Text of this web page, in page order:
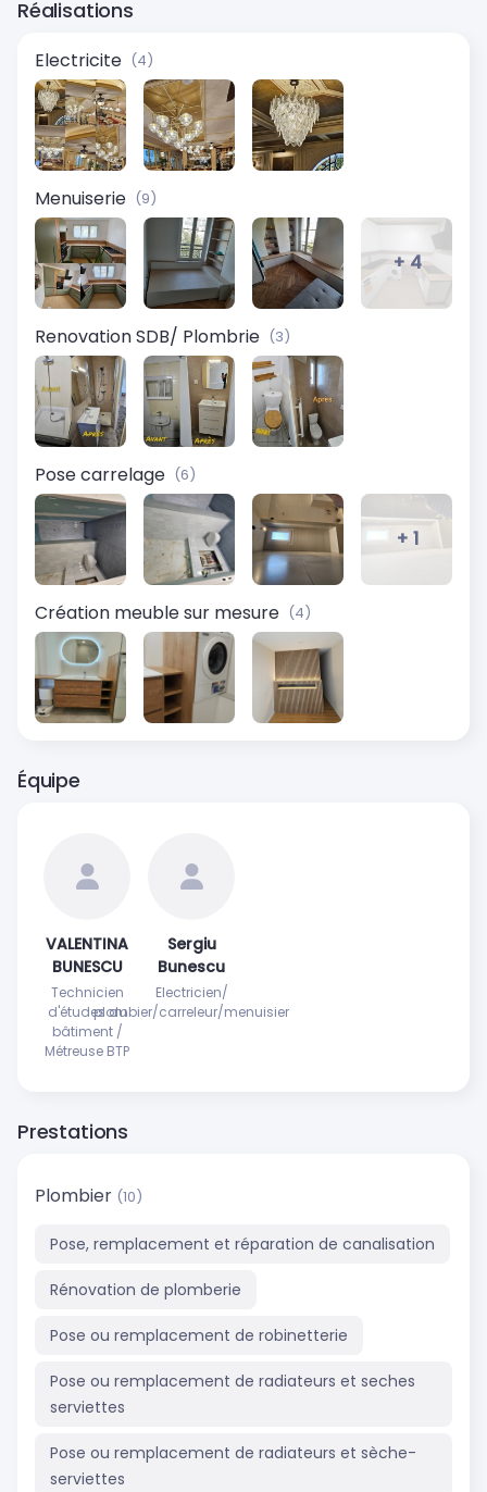
Réalisations
Electricite (4)
Menuiserie (9)
+ 4
Renovation SDB/ Plombrie (3)
Pose carrelage (6)
+ 1
Création meuble sur mesure (4)
Équipe
VALENTINA
BUNESCU
Technicien
d'études du
bâtiment /
Métreuse BTP
Sergiu
Bunescu
Electricien/
plombier/carreleur/menuisier
Prestations
Plombier (10)
Pose, remplacement et réparation de canalisation
Rénovation de plomberie
Pose ou remplacement de robinetterie
Pose ou remplacement de radiateurs et seches
serviettes
Pose ou remplacement de radiateurs et sèche-
serviettes